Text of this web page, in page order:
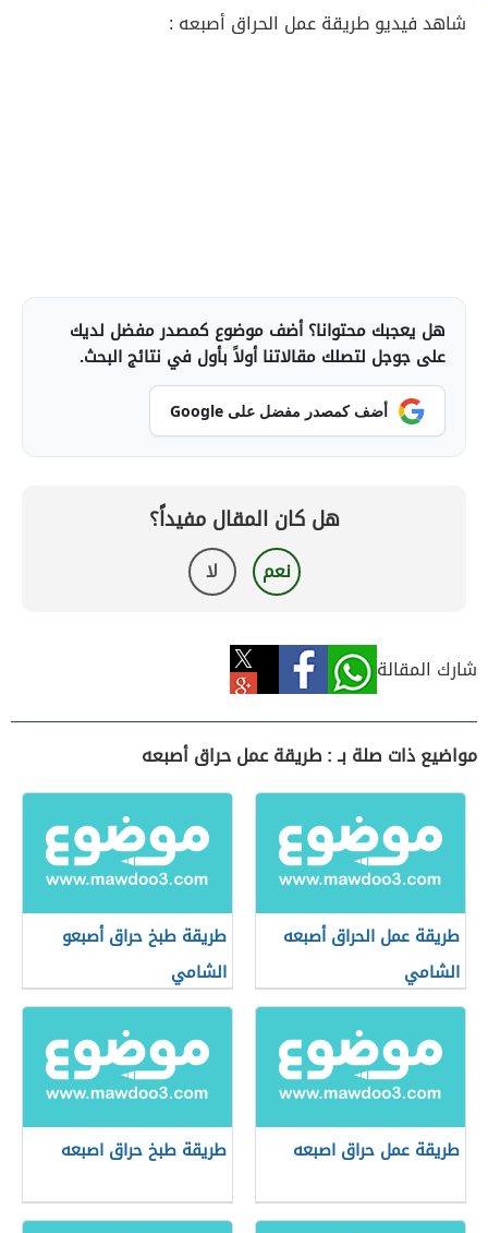
شاهد فيديو طريقة عمل الحراق أصبعه :
هل يعجبك محتوانا؟ أضف موضوع كمصدر مفضل لديك
على جوجل لتصلك مقالاتنا أولاً بأول في نتائج البحث.
أضف كمصدر مفضل على Google
هل كان المقال مفيداً؟
نعم لا
شارك المقالة
مواضيع ذات صلة بـ : طريقة عمل حراق أصبعه
طريقة عمل الحراق أصبعه
الشامي
طريقة طبخ حراق أصبعو
الشامي
طريقة عمل حراق اصبعه طريقة طبخ حراق اصبعه